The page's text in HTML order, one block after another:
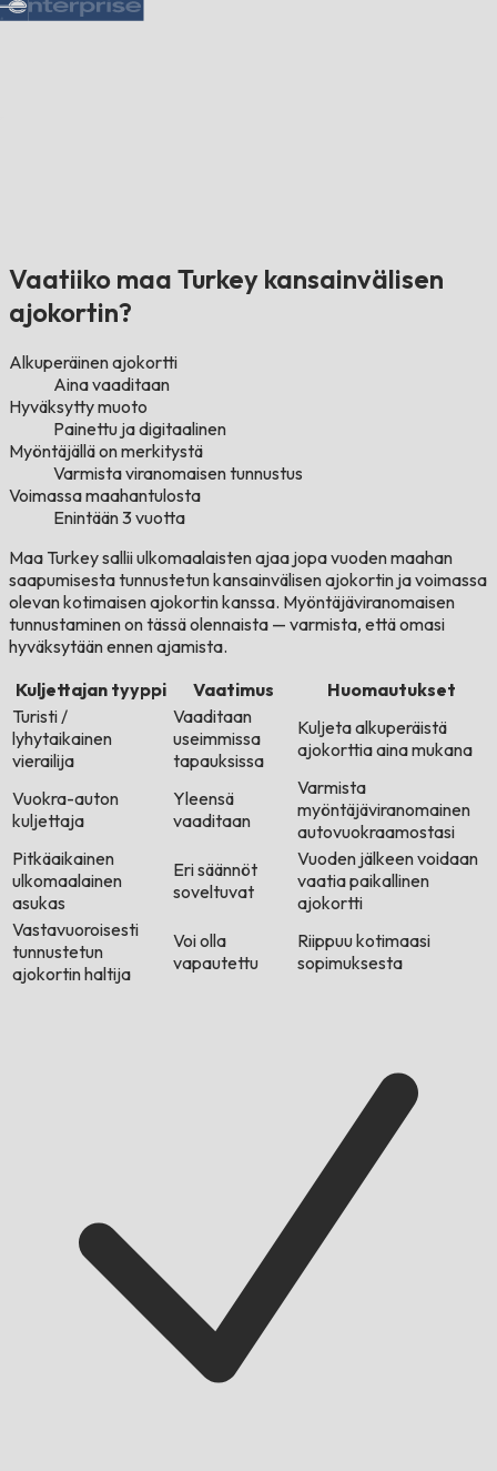
Vaatiiko maa Turkey kansainvälisen
ajokortin?
Alkuperäinen ajokortti
Aina vaaditaan
Hyväksytty muoto
Painettu ja digitaalinen
Myöntäjällä on merkitystä
Varmista viranomaisen tunnustus
Voimassa maahantulosta
Enintään 3 vuotta
Maa Turkey sallii ulkomaalaisten ajaa jopa vuoden maahan
saapumisesta tunnustetun kansainvälisen ajokortin ja voimassa
olevan kotimaisen ajokortin kanssa. Myöntäjäviranomaisen
tunnustaminen on tässä olennaista — varmista, että omasi
hyväksytään ennen ajamista.
Kuljettajan tyyppi
Vaatimus
Huomautukset
Turisti /
lyhytaikainen
vierailija
Vaaditaan
useimmissa
tapauksissa
Kuljeta alkuperäistä
ajokorttia aina mukana
Vuokra-auton
kuljettaja
Yleensä
vaaditaan
Varmista
myöntäjäviranomainen
autovuokraamostasi
Pitkäaikainen
ulkomaalainen
asukas
Eri säännöt
soveltuvat
Vuoden jälkeen voidaan
vaatia paikallinen
ajokortti
Vastavuoroisesti
tunnustetun
ajokortin haltija
Voi olla
vapautettu
Riippuu kotimaasi
sopimuksesta